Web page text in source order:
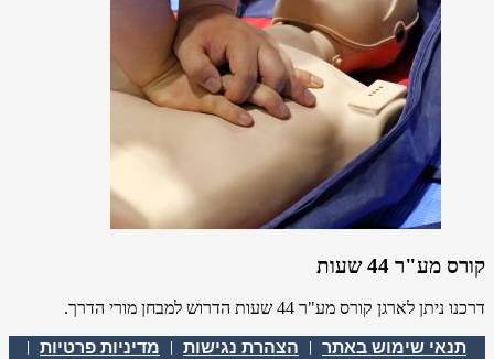
קורס מע"ר 44 שעות
דרכנו ניתן לארגן קורס מע"ר 44 שעות הדרוש למבחן מורי הדרך.
תנאי שימוש באתר הצהרת נגישות
מדיניות פרטיות